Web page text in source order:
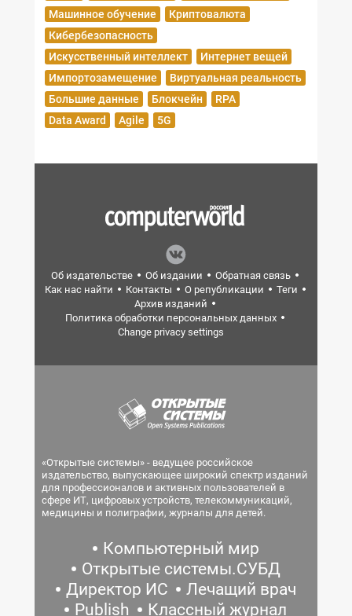
Машинное обучение
Криптовалюта
Кибербезопасность
Искусственный интеллект
Интернет вещей
Импортозамещение
Виртуальная реальность
Большие данные
Блокчейн
RPA
Data Award
Agile 5G
Об издательстве Об издании
Обратная связь
Как нас найти
Контакты О републикации
Теги
Архив изданий
Политика обработки персональных данных
Change privacy settings
«Открытые системы» - ведущее российское
издательство, выпускающее широкий спектр изданий
для профессионалов и активных пользователей в
сфере ИТ, цифровых устройств, телекоммуникаций,
медицины и полиграфии, журналы для детей.
Компьютерный мир
Открытые системы.СУБД
Директор ИС
Лечащий врач
Publish
Классный журнал